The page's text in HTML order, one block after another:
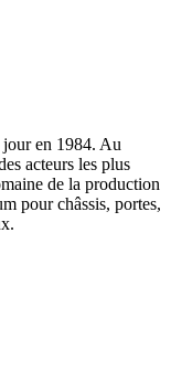
en 1984. Au
acteurs les plus
de la production
pour châssis, portes,